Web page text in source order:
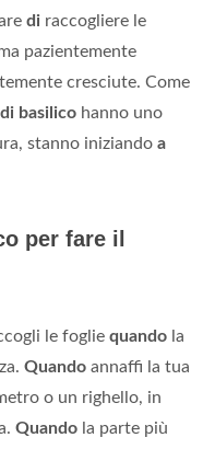
di raccogliere le
pazientemente
cresciute. Come
di basilico hanno uno
stanno iniziando a
per fare il
le foglie quando la
Quando annaffi la tua
o un righello, in
Quando la parte più